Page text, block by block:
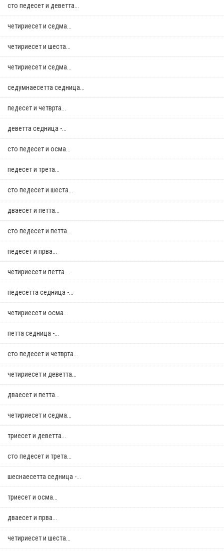
сто педесет и деветта...
четириесет и седма...
четириесет и шеста...
четириесет и седма...
седумнаесетта седница...
педесет и четврта...
деветта седница -...
сто педесет и осма...
педесет и трета...
сто педесет и шеста...
дваесет и петта...
сто педесет и петта...
педесет и прва...
четириесет и петта...
педесетта седница -...
четириесет и осма...
петта седница -...
сто педесет и четврта...
четириесет и деветта...
дваесет и петта...
четириесет и седма...
триесет и деветта...
сто педесет и трета...
шеснаесетта седница -...
триесет и осма...
дваесет и прва...
четириесет и шеста...